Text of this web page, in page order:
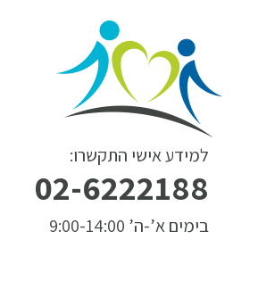
למידע אישי התקשרו:
02-6222188
בימים א’-ה’ 9:00-14:00